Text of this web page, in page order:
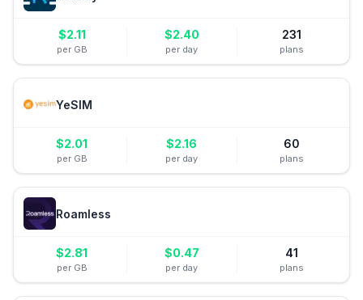
$2.11
per GB
$2.40
per day
231
plans
YeSIM
$2.01
per GB
$2.16
per day
60
plans
Roamless
$2.81
per GB
$0.47
per day
41
plans